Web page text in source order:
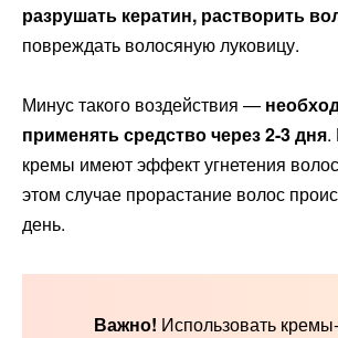
разрушать кератин, растворить
повреждать волосяную луковицу.
Минус такого воздействия — необх
применять средство через 2-3 дня.
кремы имеют эффект угнетения
этом случае прорастание волос
день.
Важно! Использовать